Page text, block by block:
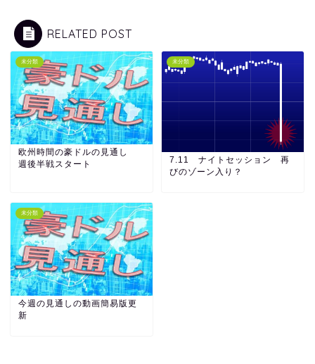
RELATED POST
未分類
欧州時間の豪ドルの見通し
週後半戦スタート
未分類
7.11 ナイトセッション 再
びのゾーン入り？
未分類
今週の見通しの動画簡易版更
新